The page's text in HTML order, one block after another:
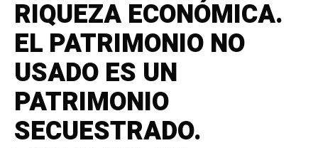
RIQUEZA ECONÓMICA.
EL PATRIMONIO NO
USADO ES UN
PATRIMONIO
SECUESTRADO.